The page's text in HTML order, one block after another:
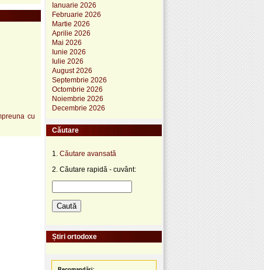
cu
Ianuarie 2026
Februarie 2026
Martie 2026
Aprilie 2026
Mai 2026
Iunie 2026
Iulie 2026
August 2026
Septembrie 2026
Octombrie 2026
Noiembrie 2026
Decembrie 2026
Căutare
1. Căutare avansată
2. Căutare rapidă - cuvânt:
Știri ortodoxe